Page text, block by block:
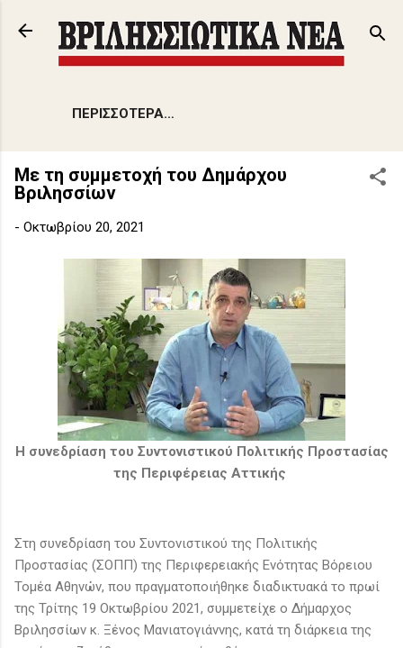
Μετάβαση στο κύριο περιεχόμενο
ΠΕΡΙΣΣΌΤΕΡΑ…
Με τη συμμετοχή του Δημάρχου
Βριλησσίων
- Οκτωβρίου 20, 2021
Η συνεδρίαση του Συντονιστικού Πολιτικής Προστασίας
της Περιφέρειας Αττικής
Στη συνεδρίαση του Συντονιστικού της Πολιτικής
Προστασίας (ΣΟΠΠ) της Περιφερειακής Ενότητας Βόρειου
Τομέα Αθηνών, που πραγματοποιήθηκε διαδικτυακά το πρωί
της Τρίτης 19 Οκτωβρίου 2021, συμμετείχε ο Δήμαρχος
Βριλησσίων κ. Ξένος Μανιατογιάννης, κατά τη διάρκεια της